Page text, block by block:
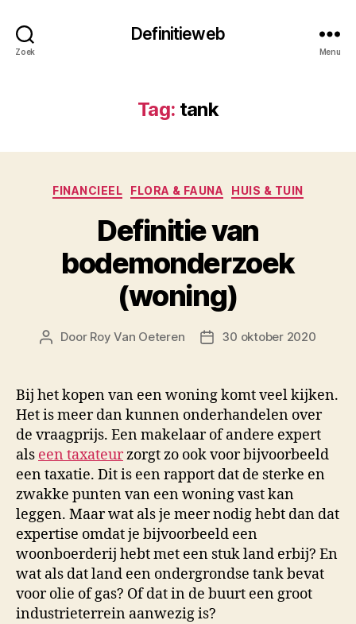
Zoek
Definitieweb
Menu
Tag: tank
Categorieën
FINANCIEEL FLORA & FAUNA HUIS & TUIN
Definitie van
bodemonderzoek
(woning)
Berichtauteur
Door Roy Van Oeteren Berichtdatum
30 oktober 2020
Bij het kopen van een woning komt veel kijken.
Het is meer dan kunnen onderhandelen over
de vraagprijs. Een makelaar of andere expert
als een taxateurzorgt zo ook voor bijvoorbeeld
een taxatie. Dit is een rapport dat de sterke en
zwakke punten van een woning vast kan
leggen. Maar wat als je meer nodig hebt dan dat
expertise omdat je bijvoorbeeld een
woonboerderij hebt met een stuk land erbij? En
wat als dat land een ondergrondse tank bevat
voor olie of gas? Of dat in de buurt een groot
industrieterrein aanwezig is?